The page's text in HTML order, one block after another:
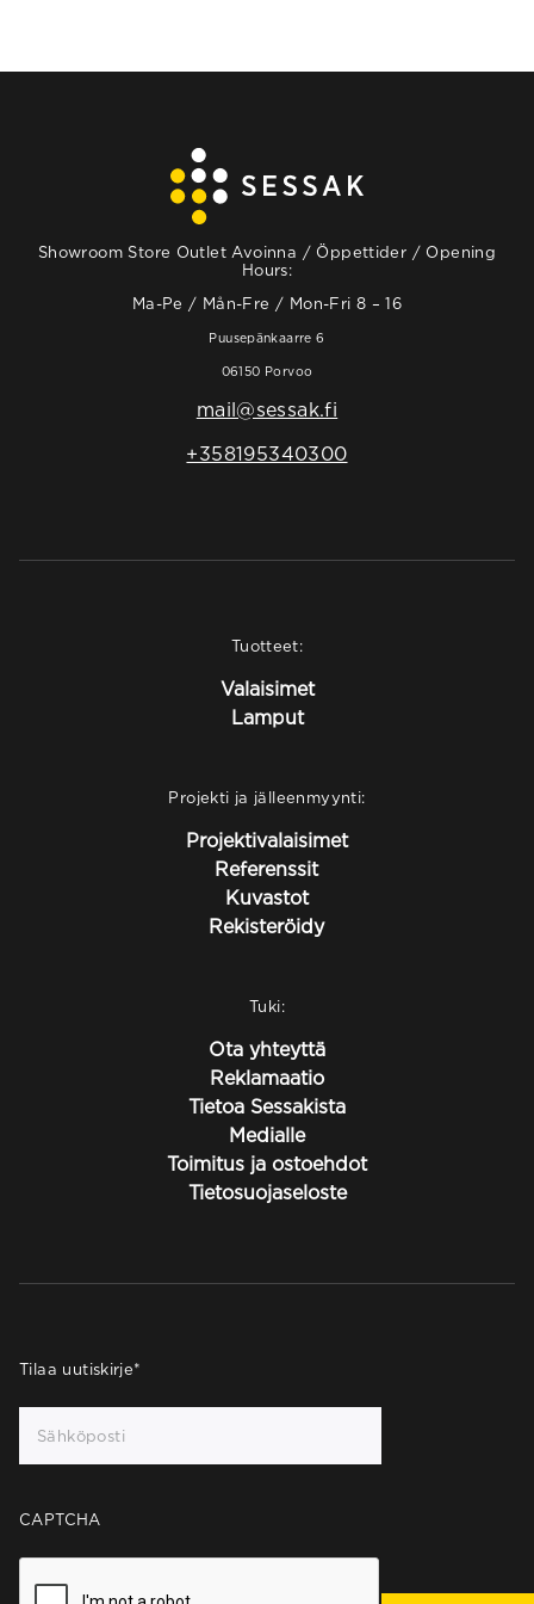
Showroom Store Outlet Avoinna / Öppettider / Opening
Hours:
Ma-Pe / Mån-Fre / Mon-Fri 8 – 16
Puusepänkaarre 6
06150 Porvoo
mail@sessak.fi
+358195340300
Tuotteet:
Valaisimet
Lamput
Projekti ja jälleenmyynti:
Projektivalaisimet
Referenssit
Kuvastot
Rekisteröidy
Tuki:
Ota yhteyttä
Reklamaatio
Tietoa Sessakista
Medialle
Toimitus ja ostoehdot
Tietosuojaseloste
Tilaa uutiskirje*
CAPTCHA